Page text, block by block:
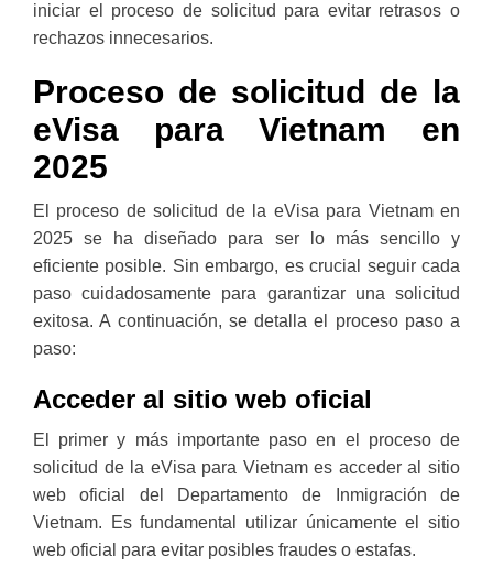
iniciar el proceso de solicitud para evitar retrasos o
rechazos innecesarios.
Proceso de solicitud de la
eVisa para Vietnam en
2025
El proceso de solicitud de la eVisa para Vietnam en
2025 se ha diseñado para ser lo más sencillo y
eficiente posible. Sin embargo, es crucial seguir cada
paso cuidadosamente para garantizar una solicitud
exitosa. A continuación, se detalla el proceso paso a
paso:
Acceder al sitio web oficial
El primer y más importante paso en el proceso de
solicitud de la eVisa para Vietnam es acceder al sitio
web oficial del Departamento de Inmigración de
Vietnam. Es fundamental utilizar únicamente el sitio
web oficial para evitar posibles fraudes o estafas.